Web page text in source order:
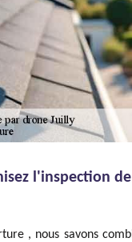
l'inspection
, nous savons